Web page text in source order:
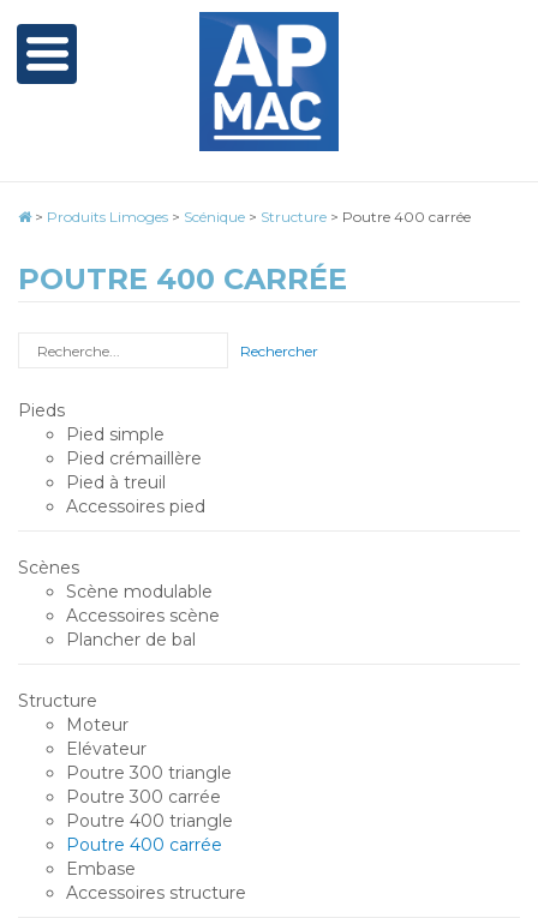
> Produits Limoges > Scénique > Structure > Poutre 400 carrée
POUTRE 400 CARRÉE
Rechercher
Pieds
Pied simple
Pied crémaillère
Pied à treuil
Accessoires pied
Scènes
Scène modulable
Accessoires scène
Plancher de bal
Structure
Moteur
Elévateur
Poutre 300 triangle
Poutre 300 carrée
Poutre 400 triangle
Poutre 400 carrée
Embase
Accessoires structure